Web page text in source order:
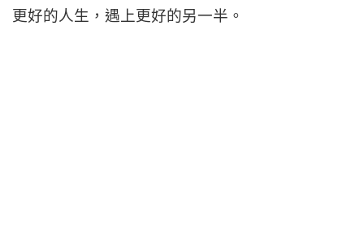
更好的人生，遇上更好的另一半。